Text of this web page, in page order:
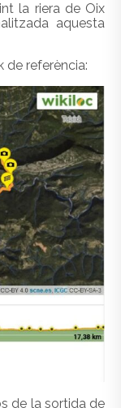
la riera de Oix
aquesta
de referència:
de la sortida de